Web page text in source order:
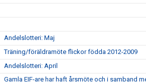
Andelslotteri: Maj
Träning/föräldramöte flickor födda 2012-2009
Andelslotteri: April
Gamla EIF-are har haft årsmöte och i samband